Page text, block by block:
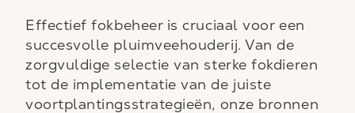
Effectief fokbeheer is cruciaal voor een
succesvolle pluimveehouderij. Van de
zorgvuldige selectie van sterke fokdieren
tot de implementatie van de juiste
voortplantingsstrategieën, onze bronnen